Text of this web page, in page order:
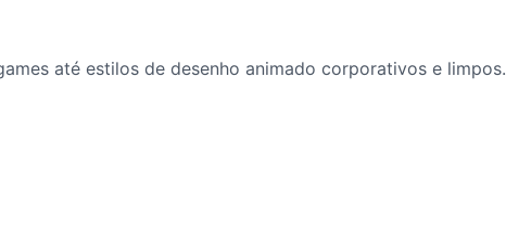
até estilos de desenho animado corporativos e limpos.